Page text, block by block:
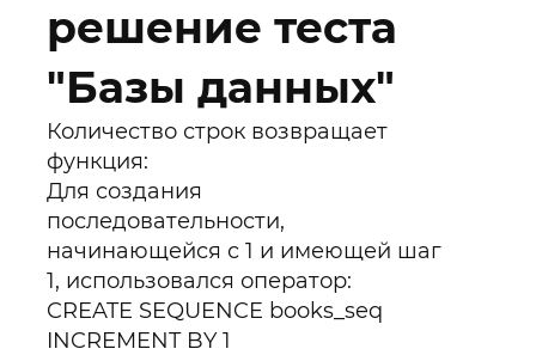
решение теста
"Базы данных"
Количество строк возвращает
функция:
Для создания
последовательности,
начинающейся с 1 и имеющей шаг
1, использовался оператор:
CREATE SEQUENCE books_seq
INCREMENT BY 1